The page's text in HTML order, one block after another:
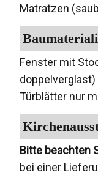
Matratzen
Fenster mit
doppelverglast)
Türblätter nur
Bitte beachten
bei einer